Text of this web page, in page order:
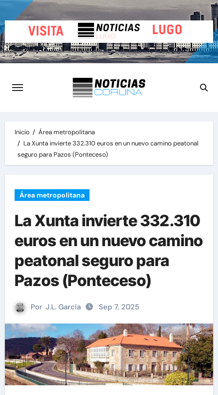
al
contenido
Inicio
Área metropolitana
La Xunta invierte 332.310 euros en un nuevo camino peatonal
seguro para Pazos (Ponteceso)
Área metropolitana
La Xunta invierte 332.310
euros en un nuevo camino
peatonal seguro para
Pazos (Ponteceso)
Por J.L. García Sep 7, 2025